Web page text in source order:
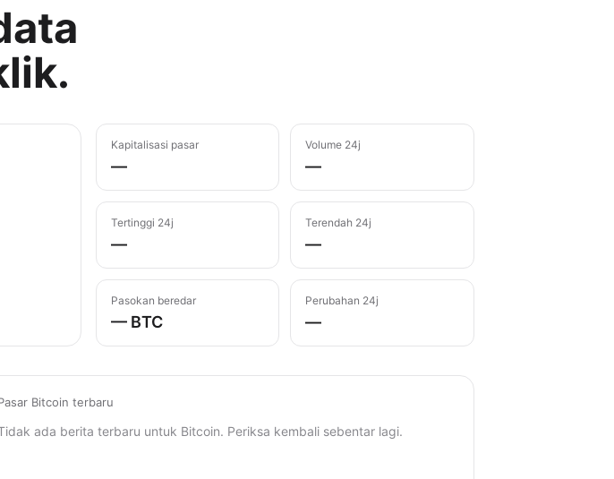
Kapitalisasi pasar
—
Volume 24j
—
Tertinggi 24j
—
Terendah 24j
—
Pasokan beredar
— BTC
Perubahan 24j
—
Bitcoin terbaru
ada berita terbaru untuk Bitcoin. Periksa kembali sebentar lagi.